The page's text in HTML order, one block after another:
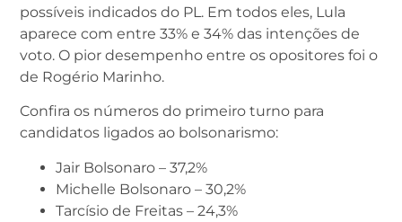
possíveis indicados do PL. Em todos eles, Lula
aparece com entre 33% e 34% das intenções de
voto. O pior desempenho entre os opositores foi o
de Rogério Marinho.
Confira os números do primeiro turno para
candidatos ligados ao bolsonarismo:
Jair Bolsonaro – 37,2%
Michelle Bolsonaro – 30,2%
Tarcísio de Freitas – 24,3%